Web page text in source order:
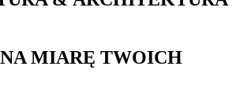
MIARĘ TWOICH